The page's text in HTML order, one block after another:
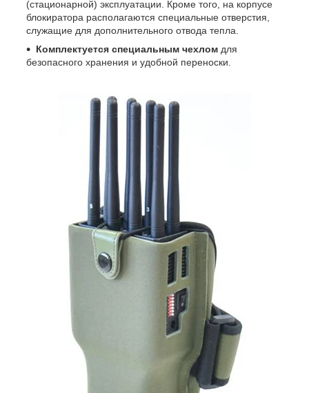
(стационарной) эксплуатации. Кроме того, на корпусе
блокиратора располагаются специальные отверстия,
служащие для дополнительного отвода тепла.
Комплектуется специальным чехлом для
безопасного хранения и удобной переноски.